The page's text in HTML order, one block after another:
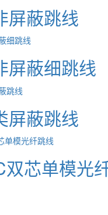
屏蔽跳线
屏蔽细跳线
屏蔽跳线
双芯单模光